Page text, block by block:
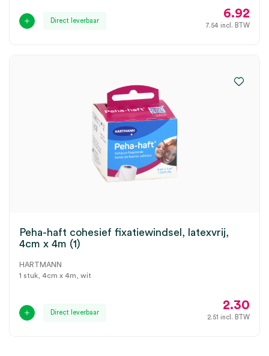
Direct leverbaar
6.92
7.54 incl. BTW
Peha-haft cohesief fixatiewindsel, latexvrij,
4cm x 4m (1)
HARTMANN
1 stuk, 4cm x 4m, wit
Direct leverbaar
2.30
2.51 incl. BTW